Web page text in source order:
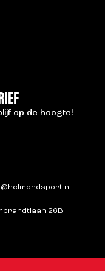
op de hoogte!
26B